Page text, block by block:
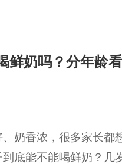
鲜奶吗？分年龄
香浓，很多家长都
底能不能喝鲜奶？几